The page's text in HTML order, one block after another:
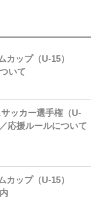
カップ（U-15）
いて
ッカー選手権（U-
応援ルールについて
カップ（U-15）